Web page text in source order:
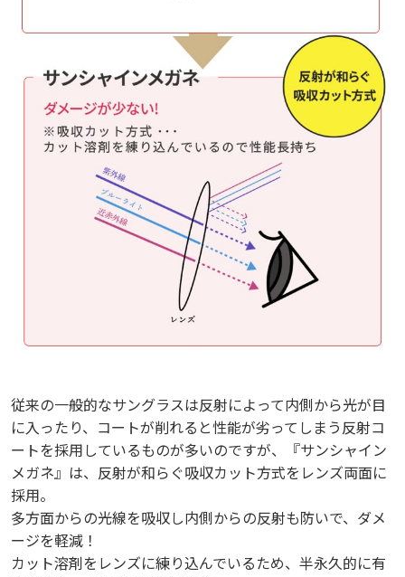
従来の一般的なサングラスは反射によって内側から光が目
に入ったり、コートが削れると性能が劣ってしまう反射コ
ートを採用しているものが多いのですが、『サンシャイン
メガネ』は、反射が和らぐ吸収カット方式をレンズ両面に
採用。
多方面からの光線を吸収し内側からの反射も防いで、ダメ
ージを軽減！
カット溶剤をレンズに練り込んでいるため、半永久的に有
従来の一般的なサングラスは反射によって内側から光が目
に入ったり、コートが削れると性能が劣ってしまう反射コ
ートを採用しているものが多いのですが、『サンシャイン
メガネ』は、反射が和らぐ吸収カット方式をレンズ両面に
採用。
多方面からの光線を吸収し内側からの反射も防いで、ダメ
ージを軽減！
カット溶剤をレンズに練り込んでいるため、半永久的に有